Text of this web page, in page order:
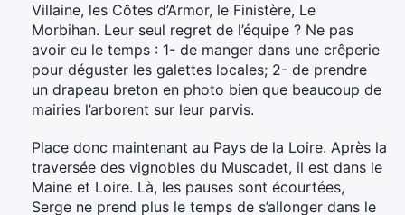
Villaine, les Côtes d’Armor, le Finistère, Le
Morbihan. Leur seul regret de l’équipe ? Ne pas
avoir eu le temps : 1- de manger dans une crêperie
pour déguster les galettes locales; 2- de prendre
un drapeau breton en photo bien que beaucoup de
mairies l’arborent sur leur parvis.
Place donc maintenant au Pays de la Loire. Après la
traversée des vignobles du Muscadet, il est dans le
Maine et Loire. Là, les pauses sont écourtées,
Serge ne prend plus le temps de s’allonger dans le